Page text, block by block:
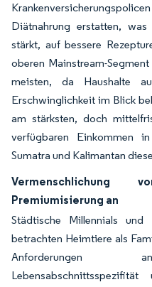
Diätnahrung erstatten,
stärkt, auf bessere
oberen Mainstream-
meisten, da Haushalte
Erschwinglichkeit im Blick
am stärksten, doch
verfügbaren Einkommen
Sumatra und Kalimantan
Premiumisierung an
Städtische Millennials
betrachten Heimtiere als
Anforderungen